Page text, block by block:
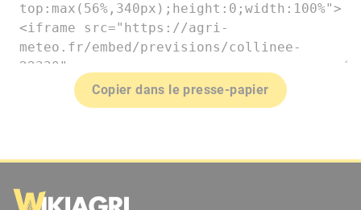
Copier dans le presse-papier